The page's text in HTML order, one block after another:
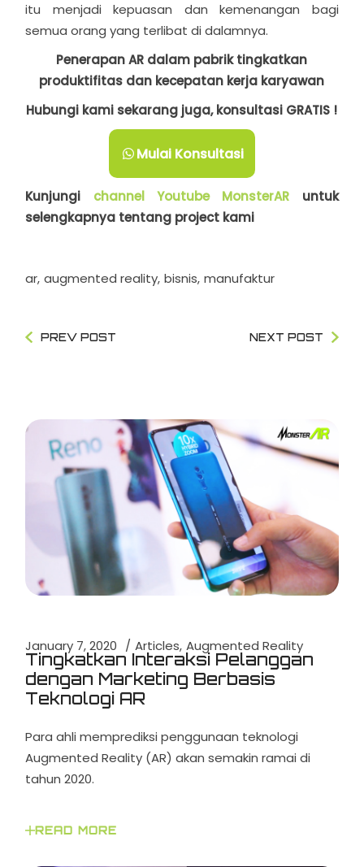
itu menjadi kepuasan dan kemenangan bagi
semua orang yang terlibat di dalamnya.
Penerapan AR dalam pabrik tingkatkan
produktifitas dan kecepatan kerja karyawan
Hubungi kami sekarang juga, konsultasi GRATIS !
Mulai Konsultasi
Kunjungi channel Youtube MonsterAR untuk
selengkapnya tentang project kami
ar augmented reality bisnis manufaktur
PREV POST NEXT POST
January 7, 2020 Articles Augmented Reality
Tingkatkan Interaksi Pelanggan
dengan Marketing Berbasis
Teknologi AR
Para ahli memprediksi penggunaan teknologi
Augmented Reality (AR) akan semakin ramai di
tahun 2020.
READ MORE